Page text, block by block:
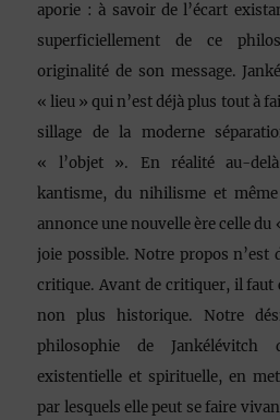
aporie : à savoir de l’écart
superficiellement de ce
originalité de son message.
« lieu » qui n’est déjà plus tout à
sillage de la moderne
« l’objet ». En réalité au-
kantisme, du nihilisme et
annonce une nouvelle ère celle du
joie possible. Notre propos n’est
critique. Avant de critiquer, il faut
non plus historique. Notre
philosophie de Jankélévitch
existentielle et spirituelle, en
par lesquels elle peut se faire